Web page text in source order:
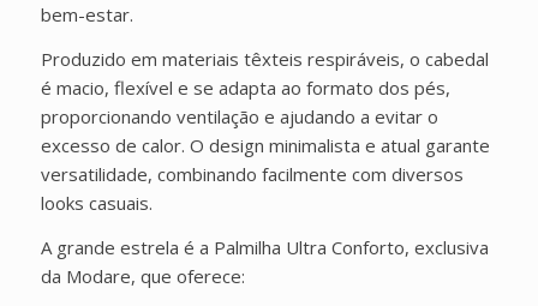
bem-estar.
Produzido em materiais têxteis respiráveis, o cabedal
é macio, flexível e se adapta ao formato dos pés,
proporcionando ventilação e ajudando a evitar o
excesso de calor. O design minimalista e atual garante
versatilidade, combinando facilmente com diversos
looks casuais.
A grande estrela é a Palmilha Ultra Conforto, exclusiva
da Modare, que oferece: